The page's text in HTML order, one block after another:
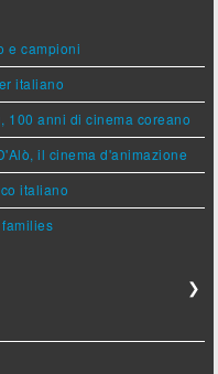
e campioni
italiano
100 anni di cinema coreano
il cinema d'animazione
italiano
❯